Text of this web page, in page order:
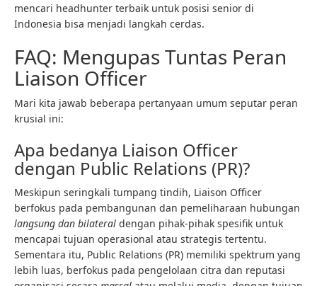
mencari headhunter terbaik untuk posisi senior di
Indonesia bisa menjadi langkah cerdas.
FAQ: Mengupas Tuntas Peran
Liaison Officer
Mari kita jawab beberapa pertanyaan umum seputar peran
krusial ini:
Apa bedanya Liaison Officer
dengan Public Relations (PR)?
Meskipun seringkali tumpang tindih, Liaison Officer
berfokus pada pembangunan dan pemeliharaan hubungan
langsung dan bilateral dengan pihak-pihak spesifik untuk
mencapai tujuan operasional atau strategis tertentu.
Sementara itu, Public Relations (PR) memiliki spektrum yang
lebih luas, berfokus pada pengelolaan citra dan reputasi